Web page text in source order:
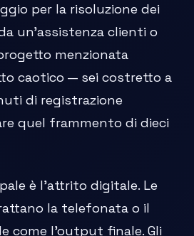
per la risoluzione dei
un'assistenza clienti o
menzionata
caotico — sei costretto a
di registrazione
quel frammento di dieci
è l'attrito digitale. Le
la telefonata o il
come l'output finale. Gli